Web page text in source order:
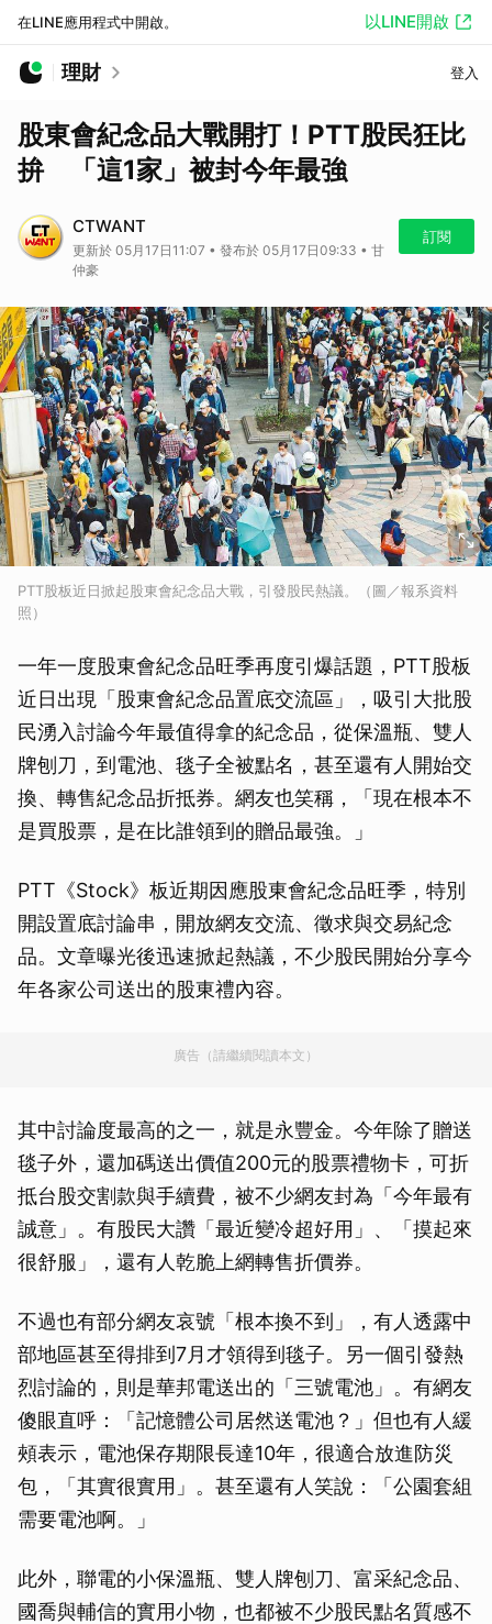
在LINE應用程式中開啟。 以LINE開啟
理財 登入
股東會紀念品大戰開打！PTT股民狂比
拚 「這1家」被封今年最強
CTWANT
更新於 05月17日11:07 • 發布於 05月17日09:33 • 甘
仲豪
訂閱
PTT股板近日掀起股東會紀念品大戰，引發股民熱議。（圖／報系資料
照）
一年一度股東會紀念品旺季再度引爆話題，PTT股板
近日出現「股東會紀念品置底交流區」，吸引大批股
民湧入討論今年最值得拿的紀念品，從保溫瓶、雙人
牌刨刀，到電池、毯子全被點名，甚至還有人開始交
換、轉售紀念品折抵券。網友也笑稱，「現在根本不
是買股票，是在比誰領到的贈品最強。」
PTT《Stock》板近期因應股東會紀念品旺季，特別
開設置底討論串，開放網友交流、徵求與交易紀念
品。文章曝光後迅速掀起熱議，不少股民開始分享今
年各家公司送出的股東禮內容。
廣告（請繼續閱讀本文）
其中討論度最高的之一，就是永豐金。今年除了贈送
毯子外，還加碼送出價值200元的股票禮物卡，可折
抵台股交割款與手續費，被不少網友封為「今年最有
誠意」。有股民大讚「最近變冷超好用」、「摸起來
很舒服」，還有人乾脆上網轉售折價券。
不過也有部分網友哀號「根本換不到」，有人透露中
部地區甚至得排到7月才領得到毯子。另一個引發熱
烈討論的，則是華邦電送出的「三號電池」。有網友
傻眼直呼：「記憶體公司居然送電池？」但也有人緩
頰表示，電池保存期限長達10年，很適合放進防災
包，「其實很實用」。甚至還有人笑說：「公園套組
需要電池啊。」
此外，聯電的小保溫瓶、雙人牌刨刀、富采紀念品、
國喬與輔信的實用小物，也都被不少股民點名質感不